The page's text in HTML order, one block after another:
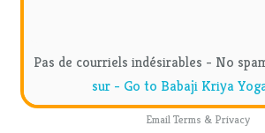
Pas de courriels indésirables - No
sur - Go to Babaji Kriya
EmailTerms & Privacy